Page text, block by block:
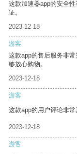
这款加速器app的安全
证。
2023-12-18
游客
这款app的售后服务非
够放心购物。
2023-12-18
游客
这款app的用户评论非常
2023-12-18
游客